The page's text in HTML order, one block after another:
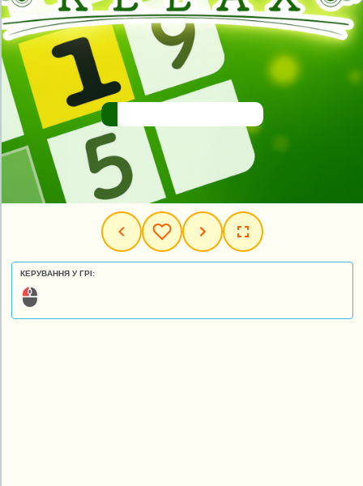
КЕРУВАННЯ У ГРІ: